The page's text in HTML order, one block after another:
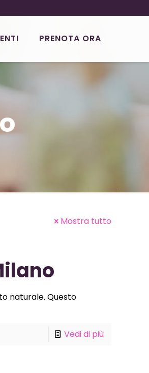
PRENOTA ORA
Mostra tutto
naturale. Questo
Vedi di più